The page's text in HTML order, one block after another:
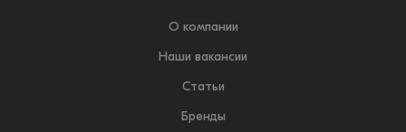
О компании
Наши вакансии
Статьи
Бренды